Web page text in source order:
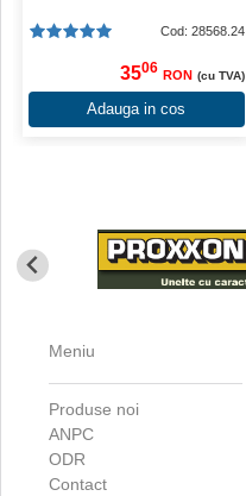
Cod: 28568.24
3506 RON (cu TVA)
Adauga in cos
Meniu
Produse noi
ANPC
ODR
Contact